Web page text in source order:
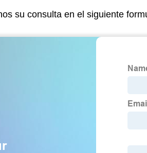
su consulta en el siguiente